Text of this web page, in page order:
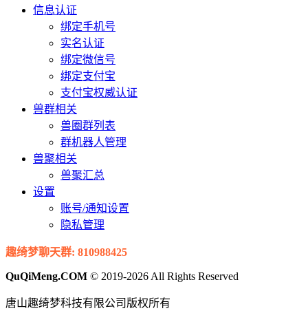
信息认证
绑定手机号
实名认证
绑定微信号
绑定支付宝
支付宝权威认证
兽群相关
兽圈群列表
群机器人管理
兽聚相关
兽聚汇总
设置
账号/通知设置
隐私管理
趣绮梦聊天群: 810988425
QuQiMeng.COM © 2019-2026 All Rights Reserved
唐山趣绮梦科技有限公司版权所有